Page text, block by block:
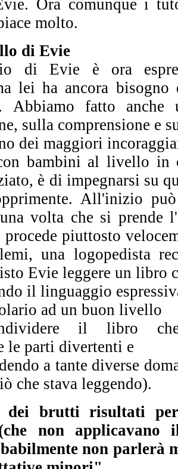
Ora comunque i
molto.
di Evie
di Evie è ora
lei ha ancora
Abbiamo fatto
sulla comprensione e
dei maggiori
bambini al livello in
è di impegnarsi su
All'inizio
volta che si prende
piuttosto
una logopedista
Evie leggere un libro
il linguaggio
ad un buon livello
il libro
le parti divertenti e
a tante diverse
che stava leggendo).
dei brutti risultati
non applicavano
non parlerà